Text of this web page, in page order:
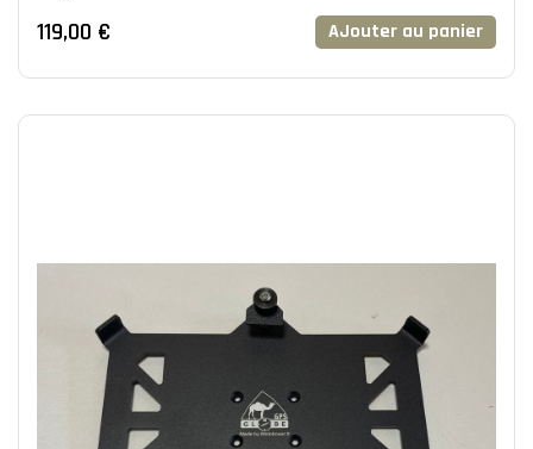
119,00 € AJouter au panier